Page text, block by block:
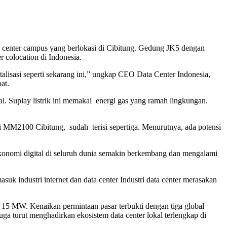
campus yang berlokasi di Cibitung. Gedung JK5 dengan
colocation di Indonesia.
seperti sekarang ini,” ungkap CEO Data Center Indonesia,
Suplay listrik ini memakai energi gas yang ramah lingkungan.
Cibitung, sudah terisi sepertiga. Menurutnya, ada potensi
digital di seluruh dunia semakin berkembang dan mengalami
industri internet dan data center Industri data center merasakan
MW. Kenaikan permintaan pasar terbukti dengan tiga global
turut menghadirkan ekosistem data center lokal terlengkap di